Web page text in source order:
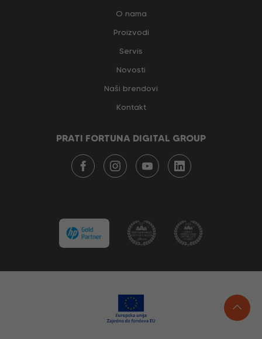
O nama
Proizvodi
Servis
Novosti
Naši brendovi
Kontakt
PRATI FORTUNA DIGITAL GROUP